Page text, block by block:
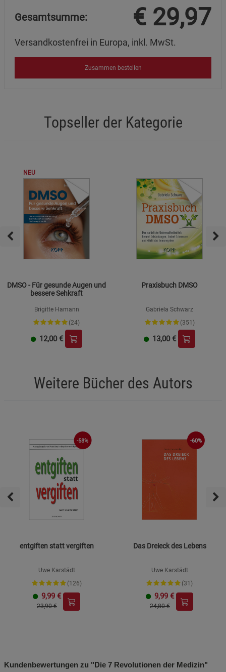
Gesamtsumme: € 29,97
Versandkostenfrei in Europa, inkl. MwSt.
Zusammen bestellen
Topseller der Kategorie
NEU
DMSO - Für gesunde Augen und
bessere Sehkraft
Brigitte Hamann
(24)
12,00 €
Praxisbuch DMSO
Gabriela Schwarz
(351)
13,00 €
Weitere Bücher des Autors
-58%
entgiften statt vergiften
Uwe Karstädt
(126)
9,99 €
23,90 €
-60%
Das Dreieck des Lebens
Uwe Karstädt
(31)
9,99 €
24,80 €
Kundenbewertungen zu "Die 7 Revolutionen der Medizin"
Datenschutzerklärung Impressum